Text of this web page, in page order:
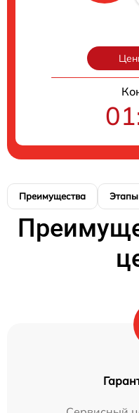
Преимущества